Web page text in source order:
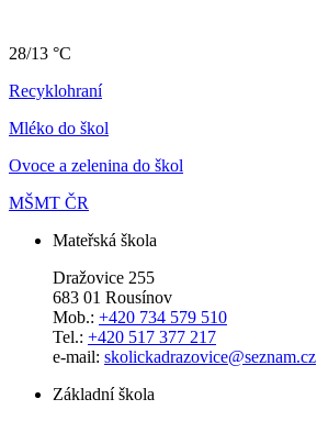
28/13 °C
Recyklohraní
Mléko do škol
Ovoce a zelenina do škol
MŠMT ČR
Mateřská škola
Dražovice 255
683 01 Rousínov
Mob.: +420 734 579 510
Tel.: +420 517 377 217
e-mail: skolickadrazovice@seznam.cz
Základní škola